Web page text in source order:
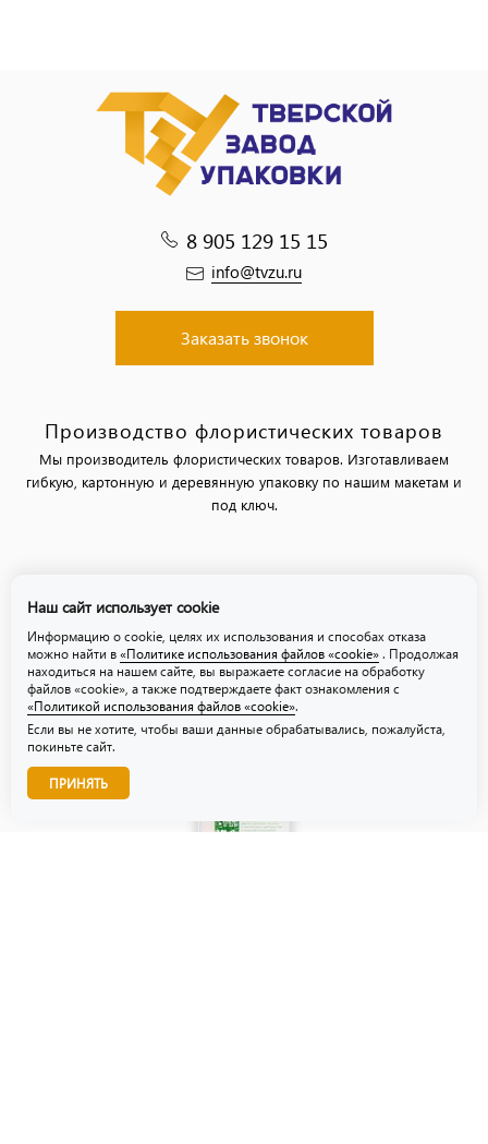
8 905 129 15 15
info@tvzu.ru
Заказать звонок
Производство флористических товаров
Мы производитель флористических товаров. Изготавливаем
гибкую, картонную и деревянную упаковку по нашим макетам и
под ключ.
Политика использования файлов «cookie»
Звоните нам!
Наш сайт использует cookie
Информацию о cookie, целях их использования и способах отказа
можно найти в «Политике использования файлов «cookie» . Продолжая
находиться на нашем сайте, вы выражаете согласие на обработку
файлов «cookie», а также подтверждаете факт ознакомления с
«Политикой использования файлов «cookie».
Если вы не хотите, чтобы ваши данные обрабатывались, пожалуйста,
покиньте сайт.
ПРИНЯТЬ